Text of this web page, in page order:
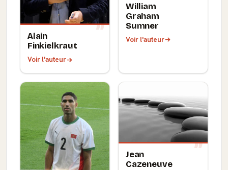
Alain
Finkielkraut
Voir l'auteur
William
Graham
Sumner
Voir l'auteur
Jean
Cazeneuve